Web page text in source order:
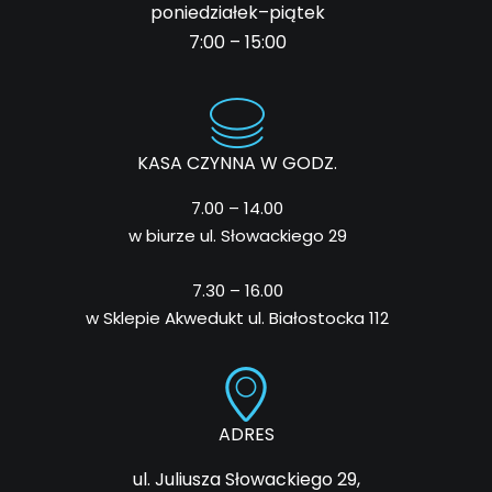
poniedziałek–piątek
7:00 – 15:00
KASA CZYNNA W GODZ.
7.00 – 14.00
w biurze ul. Słowackiego 29
7.30 – 16.00
w Sklepie Akwedukt ul. Białostocka 112
ADRES
ul. Juliusza Słowackiego 29,